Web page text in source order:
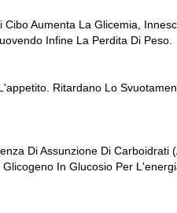
Aumenta La Glicemia,
Infine La Perdita Di Peso.
Ritardano Lo
Di Assunzione Di
In Glucosio Per